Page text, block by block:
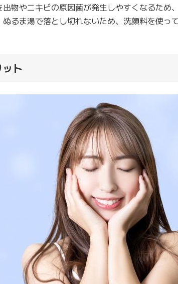
物やニキビの原因菌が発生しやすくなるため
るま湯で落とし切れないため、洗顔料を使っ
ト